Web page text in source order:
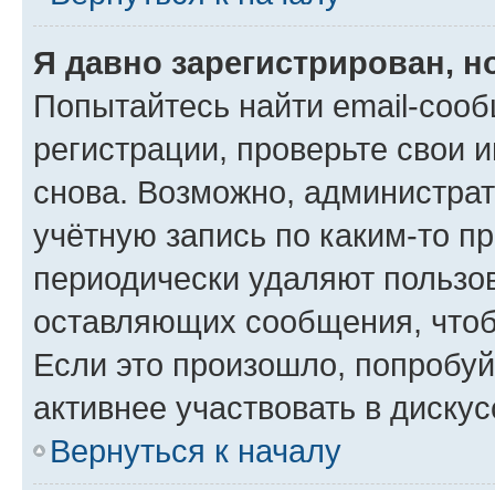
Я давно зарегистрирован,
Попытайтесь найти email-
регистрации, проверьте свои
снова. Возможно,
учётную запись по каким-то
периодически удаляют
оставляющих сообщения,
Если это произошло,
активнее участвовать в
Вернуться к началу